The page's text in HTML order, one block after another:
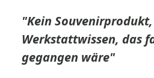
"Kein
Werkstattwissen, das
gegangen wäre"